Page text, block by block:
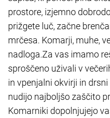
prostore, izjemno
prižgete luč, začne
mrčesa. Komarji, muhe,
nadloga.Za vas imamo
sproščeno uživali v
in vpenjalni okvirji in
nudijo najboljšo zaščito
Komarniki dopolnjujejo